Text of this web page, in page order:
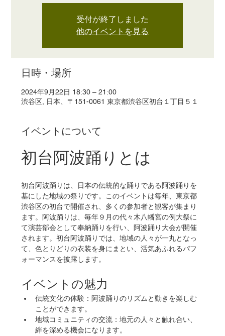
受付が終了しました
他のイベントを見る
日時・場所
2024年9月22日 18:30 – 21:00
渋谷区, 日本、〒151-0061 東京都渋谷区初台１丁目５１
イベントについて
初台阿波踊りとは
初台阿波踊りは、日本の伝統的な踊りである阿波踊りを
基にした地域の祭りです。このイベントは毎年、東京都
渋谷区の初台で開催され、多くの参加者と観客が集まり
ます。阿波踊りは、毎年９月の代々木八幡宮の例大祭に
て演芸部会として奉納踊りを行い、阿波踊り大会が開催
されます。初台阿波踊りでは、地域の人々が一丸となっ
て、色とりどりの衣装を身にまとい、活気あふれるパフ
ォーマンスを披露します。
イベントの魅力
伝統文化の体験：阿波踊りのリズムと動きを楽しむ
ことができます。
地域コミュニティの交流：地元の人々と触れ合い、
絆を深める機会になります。